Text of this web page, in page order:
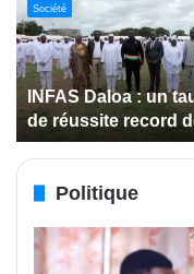
Société
Bodokro : 30 élèves
célébrés à la
l’Excellence du
Politique